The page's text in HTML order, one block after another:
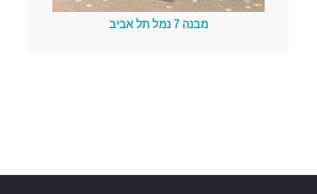
מבנה 7 נמל תל אביב